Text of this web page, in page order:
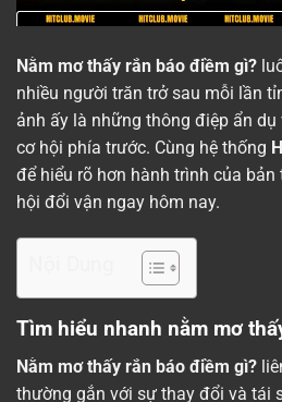
Nằm mơ thấy rắn báo điềm gì?
nhiều người trăn trở sau mỗi lần
ảnh ấy là những thông điệp ẩn dụ
cơ hội phía trước. Cùng hệ thống
để hiểu rõ hơn hành trình của
hội đổi vận ngay hôm nay.
Tìm hiểu nhanh nằm mơ
Nằm mơ thấy rắn báo điềm gì?
thường gắn với sự thay đổi và tái